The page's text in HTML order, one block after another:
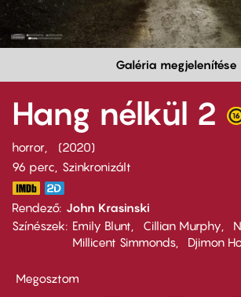
Galéria megjelenítése
Hang nélkül 2
horror
2020
96 perc,
Szinkronizált
Rendező John Krasinski
Színészek
Emily Blunt Cillian Murphy
Millicent Simmonds
Djimon
Megosztom